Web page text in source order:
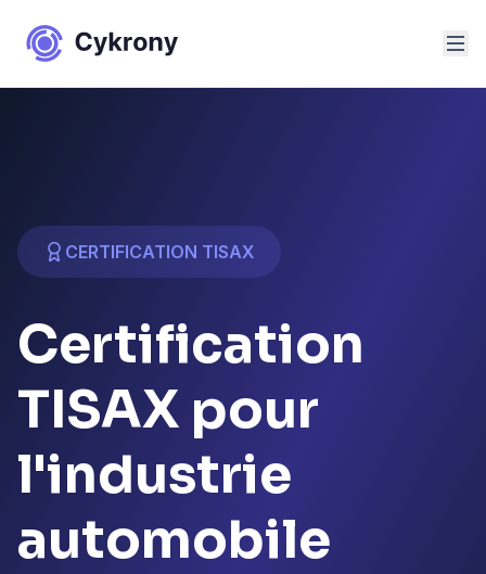
CERTIFICATION TISAX
Certification
TISAX pour
l'industrie
automobile